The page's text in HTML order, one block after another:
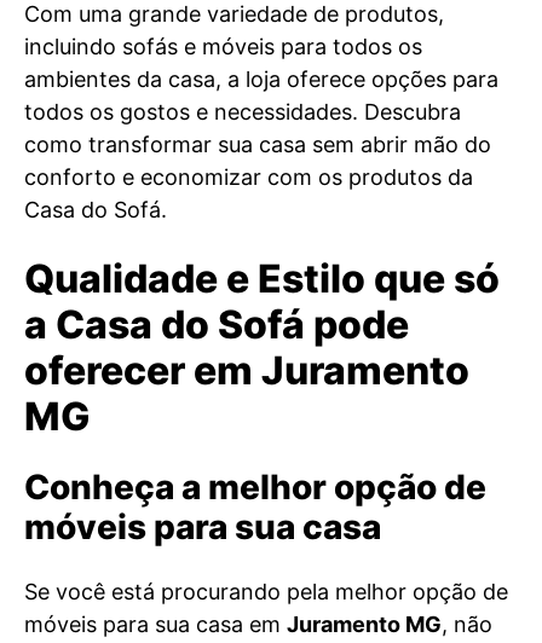
Com uma grande variedade de produtos,
incluindo sofás e móveis para todos os
ambientes da casa, a loja oferece opções para
todos os gostos e necessidades. Descubra
como transformar sua casa sem abrir mão do
conforto e economizar com os produtos da
Casa do Sofá.
Qualidade e Estilo que só
a Casa do Sofá pode
oferecer em Juramento
MG
Conheça a melhor opção de
móveis para sua casa
Se você está procurando pela melhor opção de
móveis para sua casa em Juramento MG, não